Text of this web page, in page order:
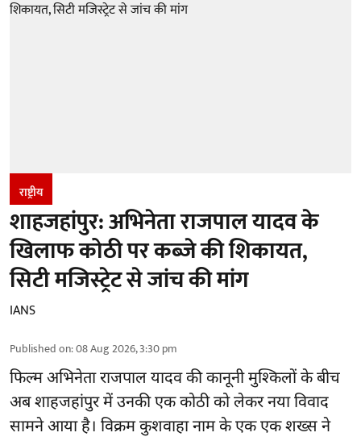
राष्ट्रीय
शाहजहांपुर: अभिनेता राजपाल यादव के
खिलाफ कोठी पर कब्जे की शिकायत,
सिटी मजिस्ट्रेट से जांच की मांग
IANS
Published on:08 Aug 2026, 3:30 pm
फिल्म अभिनेताराजपाल यादवकी कानूनी मुश्किलों के बीच
अब शाहजहांपुर में उनकी एक कोठी को लेकर नया विवाद
सामने आया है। विक्रम कुशवाहा नाम के एक एक शख्स ने